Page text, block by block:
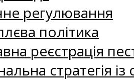
регулювання
політика
реєстрація
стратегія